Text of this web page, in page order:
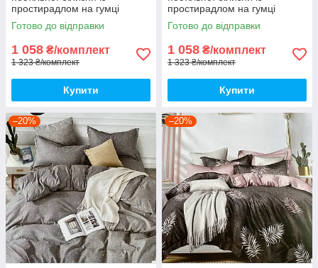
простирадлом на гумці
150*220см. Постільна білизна
з фланелі
Готово до відправки
1 058 ₴/комплект
1 323 ₴/комплект
Купити
простирадлом на гумці
150*220см. Постільна білизна
з фланелі
Готово до відправки
1 058 ₴/комплект
1 323 ₴/комплект
Купити
–20% –20%